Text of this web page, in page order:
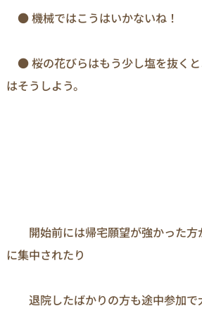
● 機械ではこうはいかないね！
● 桜の花びらはもう少し塩を抜く
はそうしよう。
な
開始前には帰宅願望が強かった方
に集中されたり
退院したばかりの方も途中参加で